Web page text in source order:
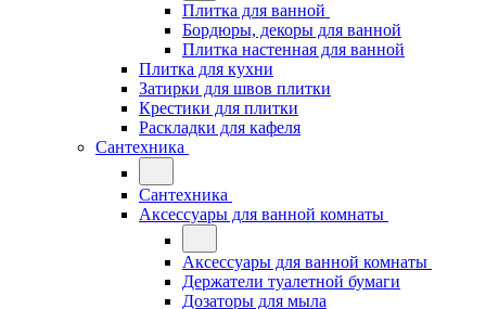
Плитка для ванной
Бордюры, декоры для ванной
Плитка настенная для ванной
Плитка для кухни
Затирки для швов плитки
Крестики для плитки
Раскладки для кафеля
Сантехника
Сантехника
Аксессуары для ванной комнаты
Аксессуары для ванной комнаты
Держатели туалетной бумаги
Дозаторы для мыла